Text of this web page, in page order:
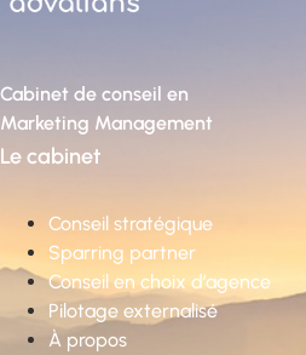
Cabinet de conseil en
Marketing Management
Le cabinet
Conseil stratégique
Sparring partner
Conseil en choix d’agence
Pilotage externalisé
À propos